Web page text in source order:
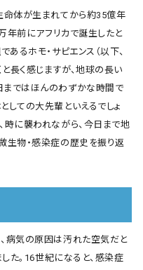
命体が生まれてから約35億年
年前にアフリカで誕生したと
るホモ・サピエンス（以下、
長く感じますが、地球の長い
まではほんのわずかな時間で
しての大先輩といえるでしょ
時に襲われながら、今日まで地
生物・感染症の歴史を振り返
病気の原因は汚れた空気だと
した。16世紀になると、感染症